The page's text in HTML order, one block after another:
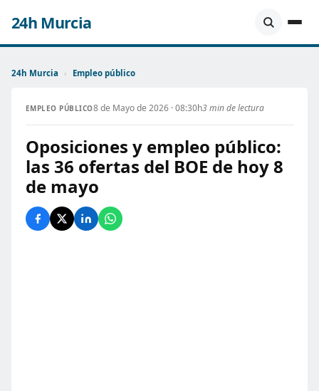
24h Murcia
24h Murcia › Empleo público
EMPLEO PÚBLICO8 de Mayo de 2026 · 08:30h3 min de lectura
Oposiciones y empleo público:
las 36 ofertas del BOE de hoy 8
de mayo